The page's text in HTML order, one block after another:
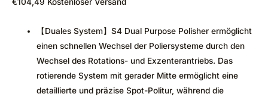
€104,49 Kostenloser Versand
【Duales System】S4 Dual Purpose Polisher ermöglicht
einen schnellen Wechsel der Poliersysteme durch den
Wechsel des Rotations- und Exzenterantriebs. Das
rotierende System mit gerader Mitte ermöglicht eine
detaillierte und präzise Spot-Politur, während die